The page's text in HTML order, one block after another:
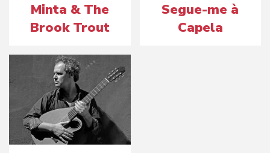
Minta & The
Brook Trout
Segue-me à
Capela